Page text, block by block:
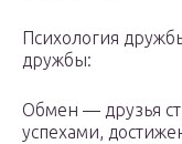
Психология
дружбы:
Обмен — друзья
успехами,